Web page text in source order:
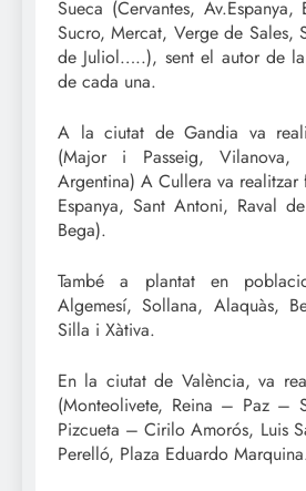
Sueca (Cervantes,
Sucro, Mercat, Verge de Sales,
de Juliol…..), sent el autor de
de cada una.
A la ciutat de Gandia va
(Major i Passeig, Vilanova,
Argentina) A Cullera va realitzar
Espanya, Sant Antoni, Raval
Bega).
També a plantat en
Algemesí, Sollana, Alaquàs,
Silla i Xàtiva.
En la ciutat de València, va
(Monteolivete, Reina – Paz –
Pizcueta – Cirilo Amorós, Luis
Perelló, Plaza Eduardo